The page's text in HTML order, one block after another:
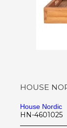
HOUSE
House Nordic
HN-4601025